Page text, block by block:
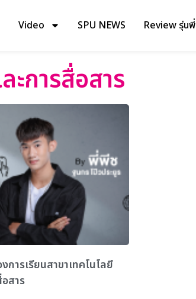
Video SPU NEWS Review รุ่นพี่
ะการสื่อสาร
การเรียนสาขาเทคโนโลยี
สาร